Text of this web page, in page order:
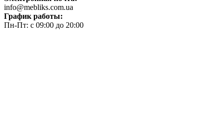
info@mebliks.com.ua
График работы:
Пн-Пт: с 09:00 до 20:00